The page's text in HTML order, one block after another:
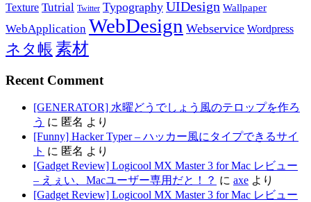
Texture Tutrial Twitter Typography UIDesign Wallpaper
WebApplication WebDesign Webservice Wordpress
ネタ帳 素材
Recent Comment
[GENERATOR] 水曜どうでしょう風のテロップを作ろ
う に 匿名 より
[Funny] Hacker Typer – ハッカー風にタイプできるサイ
ト に 匿名 より
[Gadget Review] Logicool MX Master 3 for Mac レビュー
– えぇい、Macユーザー専用だと！？ に axe より
[Gadget Review] Logicool MX Master 3 for Mac レビュー